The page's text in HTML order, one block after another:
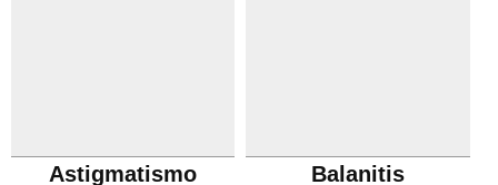
Astigmatismo Balanitis